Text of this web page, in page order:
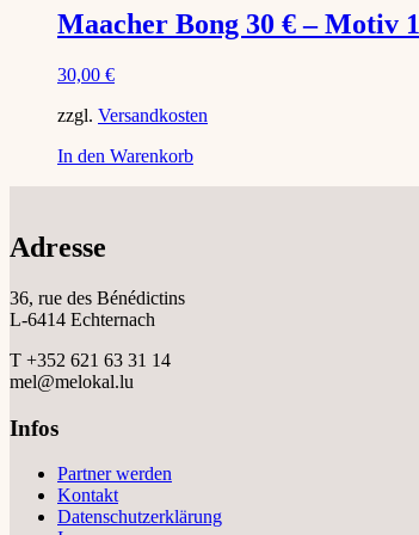
Maacher Bong 30 € – Motiv 1
30,00 €
zzgl. Versandkosten
In den Warenkorb
Adresse
36, rue des Bénédictins
L-6414 Echternach
T +352 621 63 31 14
mel@melokal.lu
Infos
Partner werden
Kontakt
Datenschutzerklärung